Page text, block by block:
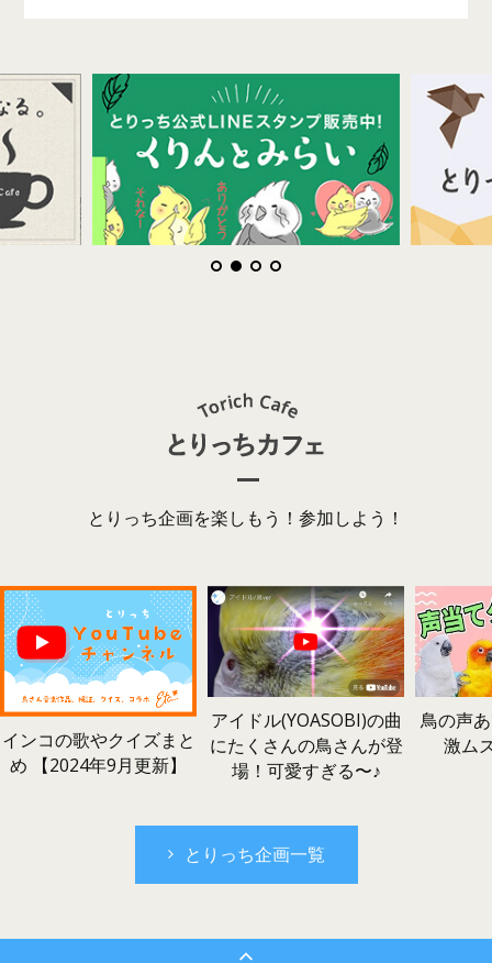
とりっち企画を楽しもう！参加しよう！
インコの歌やクイズまと
め 【2024年9月更新】
アイドル(YOASOBI)の曲
にたくさんの鳥さんが登
場！可愛すぎる〜♪
鳥の声
激ム
とりっち企画一覧